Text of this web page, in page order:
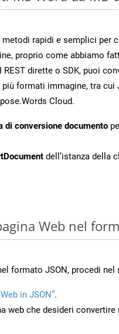
rapidi e semplici per
proprio come abbiamo
dirette o SDK, puoi
formati immagine, tra cui
Cloud.
di conversione documento
dell’istanza della
Web nel
formato JSON, procedi nel
in JSON”.
web che desideri